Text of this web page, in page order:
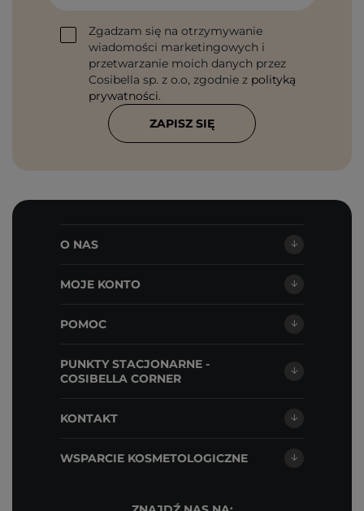
Zgadzam się na otrzymywanie
wiadomości marketingowych i
przetwarzanie moich danych przez
Cosibella sp. z o.o, zgodnie z polityką
prywatności.
ZAPISZ SIĘ
O NAS
MOJE KONTO
POMOC
PUNKTY STACJONARNE -
COSIBELLA CORNER
KONTAKT
WSPARCIE KOSMETOLOGICZNE